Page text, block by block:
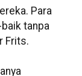
Para
tanpa
Frits.